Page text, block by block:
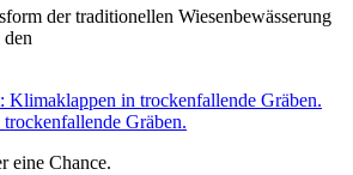
der traditionellen Wiesenbewässerung
Gräben.
eine Chance.